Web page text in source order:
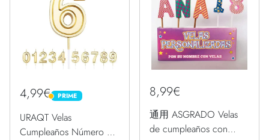
4,99€ PRIME
PRIME
URAQT Velas
Cumpleaños Número 6,
8,99€
通用 ASGRADO Velas
de cumpleaños con